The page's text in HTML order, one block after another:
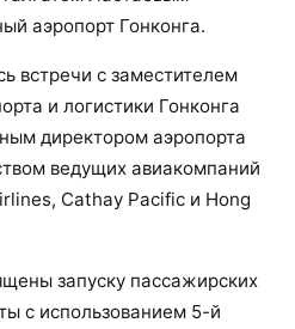
аэропорт Гонконга.
встречи с заместителем
и логистики Гонконга
директором аэропорта
ведущих авиакомпаний
Cathay Pacific и Hong
запуску пассажирских
с использованием 5-й